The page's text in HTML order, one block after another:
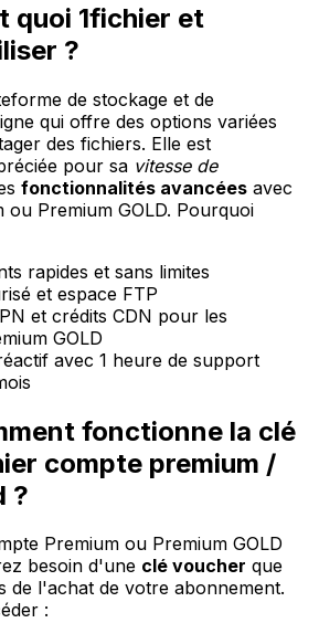
quoi 1fichier et
?
de stockage et de
qui offre des options variées
des fichiers. Elle est
pour sa vitesse de
fonctionnalités avancées avec
ou Premium GOLD. Pourquoi
rapides et sans limites
et espace FTP
et crédits CDN pour les
GOLD
avec 1 heure de support
fonctionne la clé
compte premium /
?
Premium ou Premium GOLD
besoin d'une clé voucher que
de l'achat de votre abonnement.
: